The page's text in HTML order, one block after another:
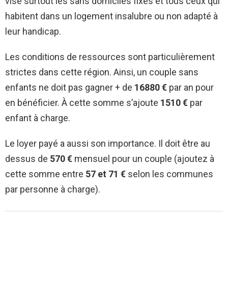
habitent dans un logement insalubre ou non adapté à
leur handicap.
Les conditions de ressources sont particulièrement
strictes dans cette région. Ainsi, un couple sans
enfants ne doit pas gagner + de 16880 € par an pour
en bénéficier. À cette somme s’ajoute 1510 € par
enfant à charge.
Le loyer payé a aussi son importance. Il doit être au
dessus de 570 € mensuel pour un couple (ajoutez à
cette somme entre 57 et 71 € selon les communes
par personne à charge).